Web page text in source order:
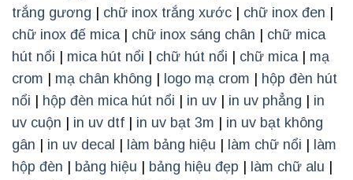
trắng gương
chữ inox trắng xước chữ inox đen
chữ inox đế mica| chữ inox sáng chân
chữ mica
hút nổi
mica hút nổi chữ hút nổi chữ mica| mạ
crom
mạ chân không logo mạ crom
hộp đèn hút
nổi
hộp đèn mica hút nổi in uv in uv phẳng
in
uv cuộn
in uv dtf in uv bạt 3m
in uv bạt không
gân
in uv decal làm bảng hiệu làm chữ nổi
làm
hộp đèn
bảng hiệu bảng hiệu đẹp làm chữ alu